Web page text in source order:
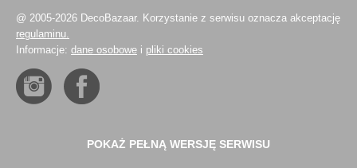
@ 2005-2026 DecoBazaar. Korzystanie z serwisu oznacza akceptację
regulaminu.
Informacje: dane osobowe i pliki cookies
POKAŻ PEŁNĄ WERSJĘ SERWISU